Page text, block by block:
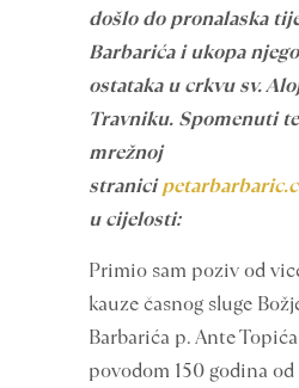
došlo do pronalaska
Barbarića i ukopa
ostataka u crkvu sv.
Travniku. Spomenuti
mrežnoj
stranici
u cijelosti:
Primio sam poziv od
kauze časnog sluge
Barbarića p. Ante
povodom 150 godina